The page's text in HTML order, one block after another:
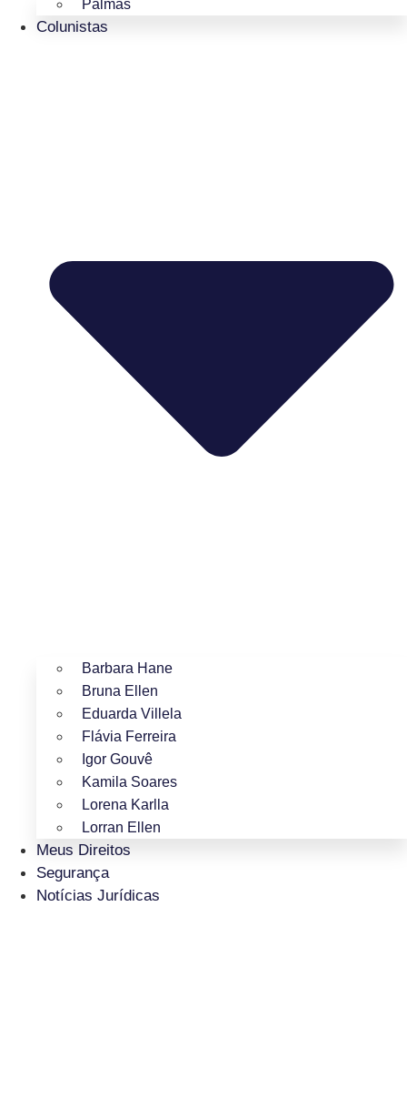
Palmas
Colunistas
Barbara Hane
Bruna Ellen
Eduarda Villela
Flávia Ferreira
Igor Gouvê
Kamila Soares
Lorena Karlla
Lorran Ellen
Meus Direitos
Segurança
Notícias Jurídicas